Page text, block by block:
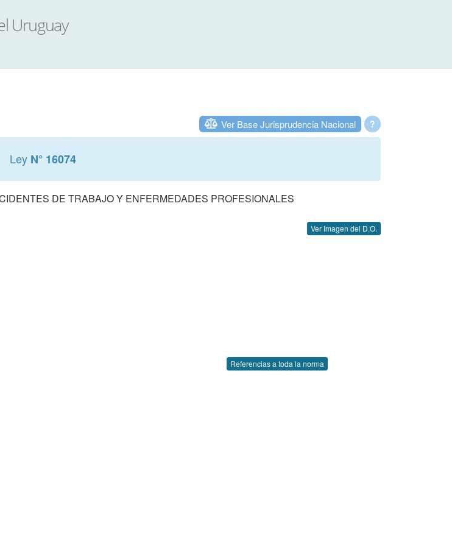
?
Ver Base Jurisprudencia Nacional
Ley N° 16074
DE TRABAJO Y ENFERMEDADES PROFESIONALES
Ver Imagen del D.O.
Referencias a toda la norma